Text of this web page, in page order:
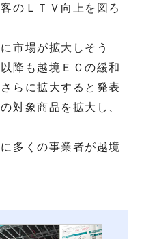
のＬＴＶ向上を図ろ
市場が拡大しそう
降も越境ＥＣの緩和
らに拡大すると発表
対象商品を拡大し、
多くの事業者が越境